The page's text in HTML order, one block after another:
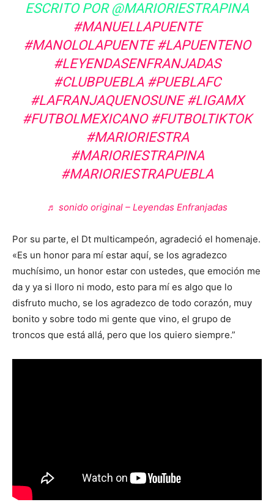
ESCRITO POR @MARIORIESTRAPINA
#MANUELLAPUENTE
#MANOLOLAPUENTE #LAPUENTENO
#LEYENDASENFRANJADAS
#CLUBPUEBLA #PUEBLAFC
#LAFRANJAQUENOSUNE #LIGAMX
#FUTBOLMEXICANO #FUTBOLTIKTOK
#MARIORIESTRA
#MARIORIESTRAPINA
#MARIORIESTRAPUEBLA
♬ sonido original – Leyendas Enfranjadas
Por su parte, el Dt multicampeón, agradeció el homenaje.
«Es un honor para mí estar aquí, se los agradezco
muchísimo, un honor estar con ustedes, que emoción me
da y ya si lloro ni modo, esto para mí es algo que lo
disfruto mucho, se los agradezco de todo corazón, muy
bonito y sobre todo mi gente que vino, el grupo de
troncos que está allá, pero que los quiero siempre.”